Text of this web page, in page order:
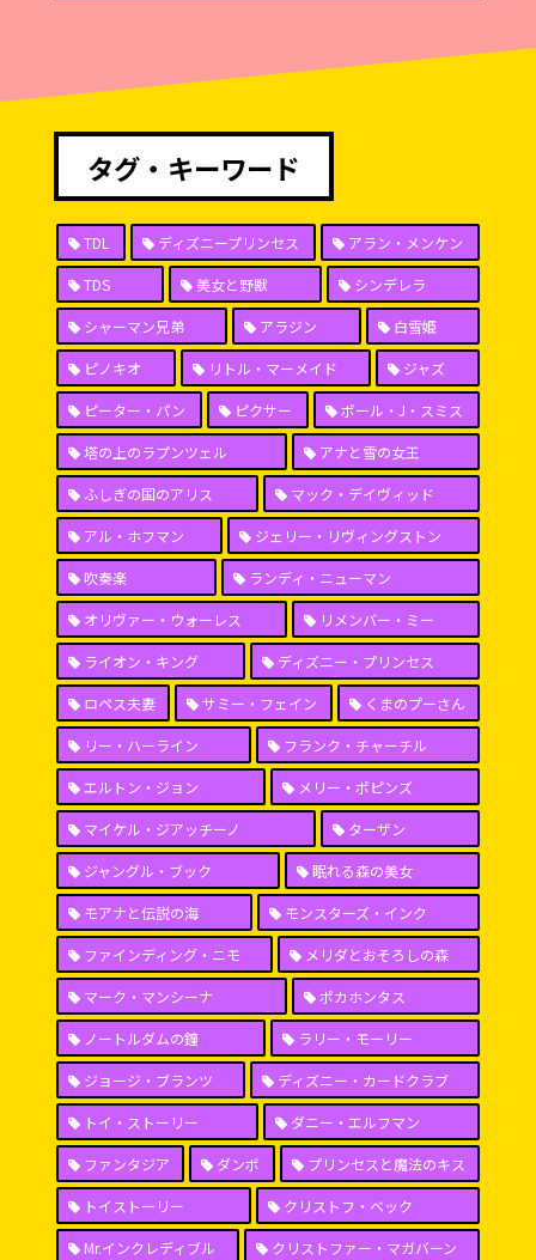
タグ・キーワード
TDL ディズニープリンセス アラン・メンケン
TDS 美女と野獣 シンデレラ
シャーマン兄弟 アラジン 白雪姫
ピノキオ リトル・マーメイド ジャズ
ピーター・パン ピクサー ポール・J・スミス
塔の上のラプンツェル アナと雪の女王
ふしぎの国のアリス マック・デイヴィッド
アル・ホフマン ジェリー・リヴィングストン
吹奏楽 ランディ・ニューマン
オリヴァー・ウォーレス リメンバー・ミー
ライオン・キング ディズニー・プリンセス
ロペス夫妻 サミー・フェイン くまのプーさん
リー・ハーライン フランク・チャーチル
エルトン・ジョン メリー・ポピンズ
マイケル・ジアッチーノ ターザン
ジャングル・ブック 眠れる森の美女
モアナと伝説の海 モンスターズ・インク
ファインディング・ニモ メリダとおそろしの森
マーク・マンシーナ ポカホンタス
ノートルダムの鐘 ラリー・モーリー
ジョージ・ブランツ ディズニー・カードクラブ
トイ・ストーリー ダニー・エルフマン
ファンタジア ダンボ プリンセスと魔法のキス
トイストーリー クリストフ・ベック
Mr.インクレディブル クリストファー・マガバーン